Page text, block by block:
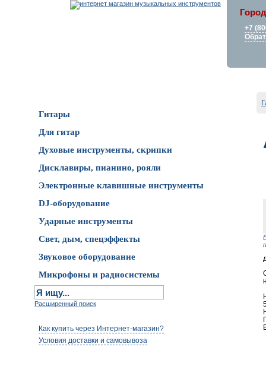
+7
Гитары
Для гитар
Духовые инструменты, скрипки
Дисклавиры, пианино, рояли
Электронные клавишные инструменты
DJ-оборудование
Ударные инструменты
Свет, дым, спецэффекты
Звуковое оборудование
Микрофоны и радиосистемы
Расширенный поиск
Как купить через Интернет-магазин?
Условия доставки и самовывоза